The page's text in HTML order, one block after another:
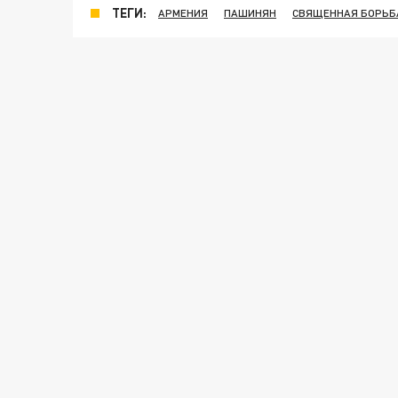
ТЕГИ: АРМЕНИЯ ПАШИНЯН СВЯЩЕННАЯ